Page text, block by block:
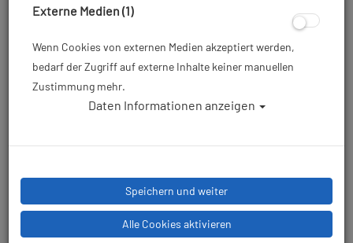
Externe Medien (1)
Wenn Cookies von externen Medien akzeptiert werden,
bedarf der Zugriff auf externe Inhalte keiner manuellen
Zustimmung mehr.
Daten Informationen anzeigen
Speichern und weiter
Alle Cookies aktivieren